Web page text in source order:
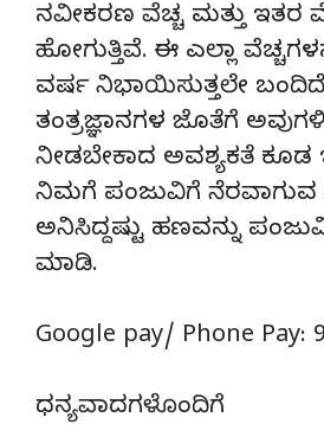
ನವೀಕರಣ ವೆಚ್ಚ ಮತ್ತು ಇತರ
ಹೋಗುತ್ತಿವೆ. ಈ ಎಲ್ಲಾ
ವರ್ಷ ನಿಭಾಯಿಸುತ್ತಲೇ ಬಂದಿದೆ.
ತಂತ್ರಜ್ಞಾನಗಳ ಜೊತೆಗೆ
ನೀಡಬೇಕಾದ ಅವಶ್ಯಕತೆ ಕೂಡ
ನಿಮಗೆ ಪಂಜುವಿಗೆ ನೆರವಾಗುವ
ಅನಿಸಿದ್ದಷ್ಟು ಹಣವನ್ನು
ಮಾಡಿ.
Google pay/ Phone Pay:
ಧನ್ಯವಾದಗಳೊಂದಿಗೆ